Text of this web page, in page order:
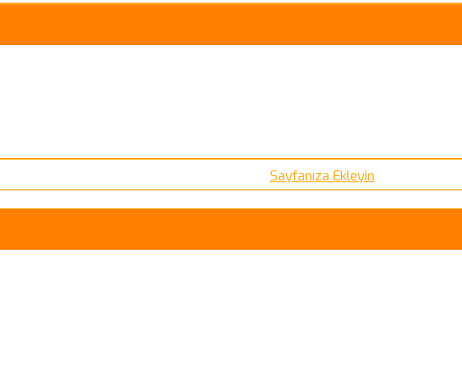
Sayfanıza Ekleyin